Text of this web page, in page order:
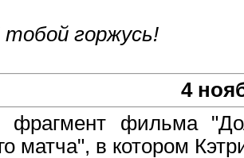
тобой горжусь!
4
фильма
матча", в котором